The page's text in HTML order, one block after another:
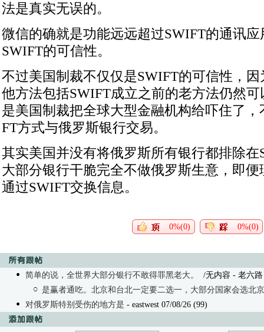
法是真实无误的。
微信的确就是功能远远超过SWIFT的通讯
SWIFT的可信性。
不过美国制裁不仅仅是SWIFT的可信性，
他方法包括SWIFT成立之前的老方法仍然
是美国制裁把全球大型金融机构给吓住了
FT方式与俄罗斯银行交易。
其实美国并没有将俄罗斯所有银行都排除
大部分银行干脆完全不做俄罗斯生意，即
通过SWIFT交换信息。
0%(0) 0%(0)
简单的说，全世界大部分银行不敢得罪黑老大。
/无内容 - 老六路
是赢者通吃。北京和台北一定要二选一，大部分国家会选北京
对俄罗斯特别受伤的地方是 - eastwest 07/08/26 (99)